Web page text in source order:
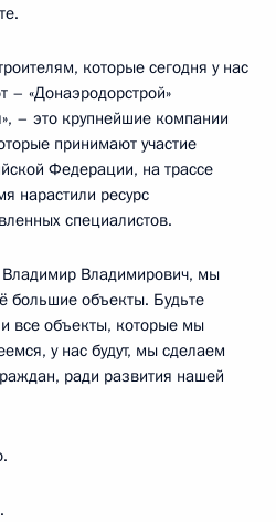
которые сегодня у нас
– «Донаэродорстрой»
– это крупнейшие компании
принимают участие
Федерации, на трассе
нарастили ресурс
специалистов.
Владимирович, мы
большие объекты. Будьте
все объекты, которые мы
у нас будут, мы сделаем
ради развития нашей